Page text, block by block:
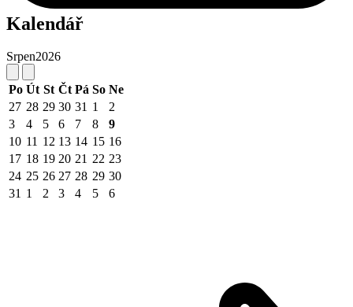
Kalendář
Srpen2026
Po Út St Čt Pá So Ne
27 28 29 30 31 1
2
3
4 5 6 7 8
9
10 11 12 13 14 15 16
17 18 19 20 21 22 23
24 25 26 27 28 29 30
31 1 2 3 4 5 6